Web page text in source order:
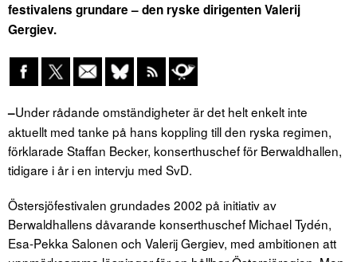
festivalens grundare – den ryske dirigenten Valerij
Gergiev.
–Under rådande omständigheter är det helt enkelt inte
aktuellt med tanke på hans koppling till den ryska regimen,
förklarade Staffan Becker, konserthuschef för Berwaldhallen,
tidigare i år i en intervju med SvD.
Östersjöfestivalen grundades 2002 på initiativ av
Berwaldhallens dåvarande konserthuschef Michael Tydén,
Esa-Pekka Salonen och Valerij Gergiev, med ambitionen att